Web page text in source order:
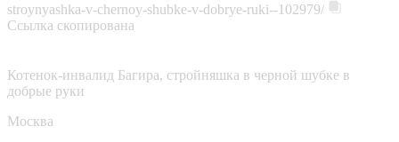
stroynyashka-v-chernoy-shubke-v-dobrye-ruki--102979/
Ссылка скопирована
Котенок-инвалид Багира, стройняшка в черной шубке в
добрые руки
Москва